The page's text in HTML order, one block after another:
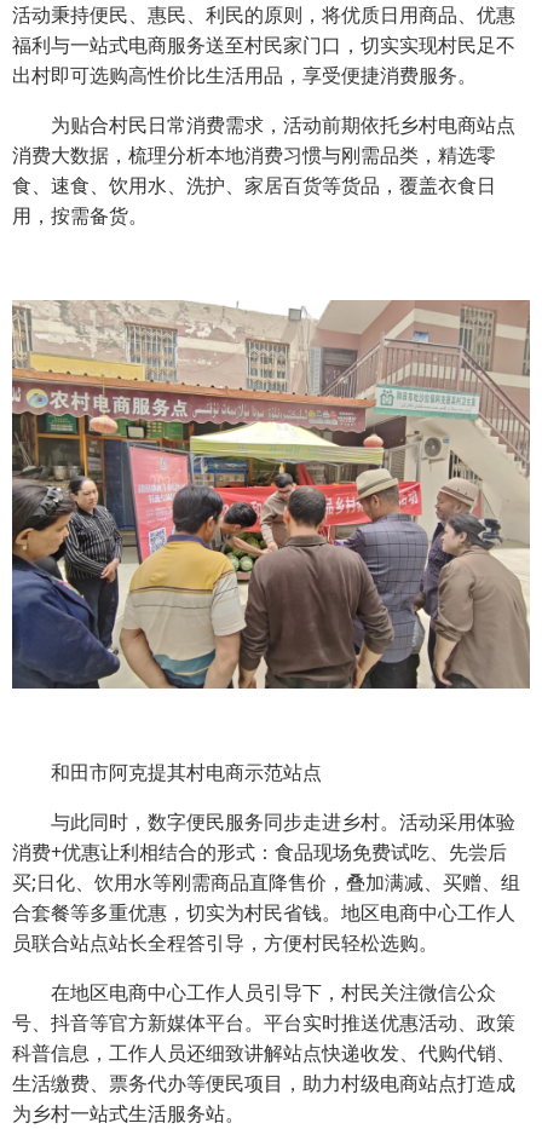
活动秉持便民、惠民、利民的原则，将优质日用商品、优惠
福利与一站式电商服务送至村民家门口，切实实现村民足不
出村即可选购高性价比生活用品，享受便捷消费服务。
为贴合村民日常消费需求，活动前期依托乡村电商站点
消费大数据，梳理分析本地消费习惯与刚需品类，精选零
食、速食、饮用水、洗护、家居百货等货品，覆盖衣食日
用，按需备货。
和田市阿克提其村电商示范站点
与此同时，数字便民服务同步走进乡村。活动采用体验
消费+优惠让利相结合的形式：食品现场免费试吃、先尝后
买;日化、饮用水等刚需商品直降售价，叠加满减、买赠、组
合套餐等多重优惠，切实为村民省钱。地区电商中心工作人
员联合站点站长全程答引导，方便村民轻松选购。
在地区电商中心工作人员引导下，村民关注微信公众
号、抖音等官方新媒体平台。平台实时推送优惠活动、政策
科普信息，工作人员还细致讲解站点快递收发、代购代销、
生活缴费、票务代办等便民项目，助力村级电商站点打造成
为乡村一站式生活服务站。